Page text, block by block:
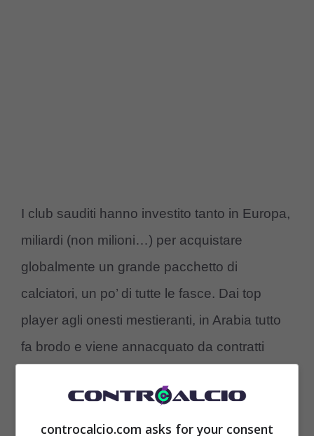
I club sauditi hanno investito tanto in Europa,
miliardi (non milioni…) per acquistare
globalmente un grande pacchetto di
calciatori, un po’ di tutte le fasce. Dai top
player agli onesti mestieranti, in Arabia tutto
fa brodo e viene annacquato da contratti
dimostrati sul campo. L’idea di una
partecipazione in Championsè emersa, gli
controcalcio.com asks for your consent